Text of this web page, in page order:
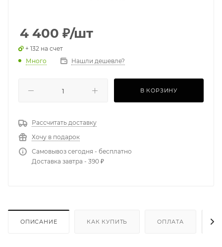
4 400 ₽/шт
+ 132 на счет
Много
Нашли дешевле?
В КОРЗИНУ
Рассчитать доставку
Хочу в подарок
Самовывоз сегодня - бесплатно
Доставка завтра - 390 ₽
ОПИСАНИЕ КАК КУПИТЬ ОПЛАТА